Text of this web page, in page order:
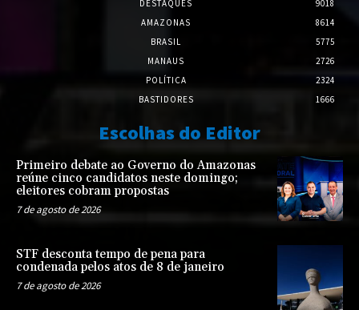
DESTAQUES
9018
AMAZONAS
8614
BRASIL
5775
MANAUS
2726
POLÍTICA
2324
BASTIDORES
1666
Escolhas do Editor
Primeiro debate ao Governo do Amazonas
reúne cinco candidatos neste domingo;
eleitores cobram propostas
7 de agosto de 2026
STF desconta tempo de pena para
condenada pelos atos de 8 de janeiro
7 de agosto de 2026